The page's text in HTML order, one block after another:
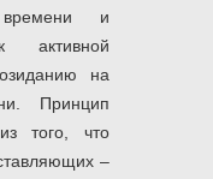
и
на
Принцип
того, что
–